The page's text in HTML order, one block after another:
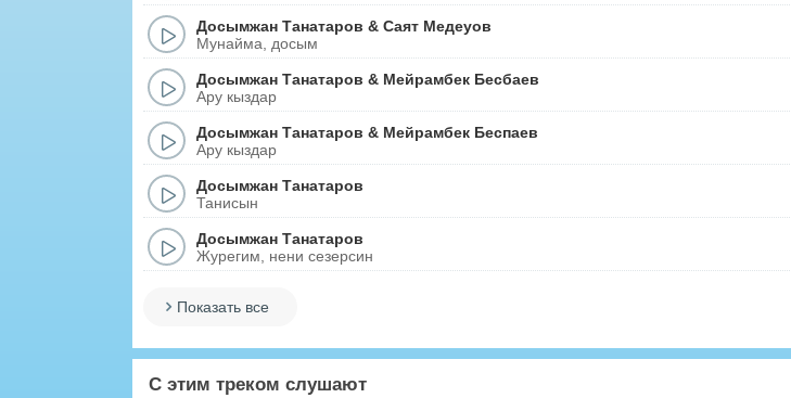
Досымжан Танатаров & Саят Медеуов
Мунайма, досым
Досымжан Танатаров & Мейрамбек Бесбаев
Ару кыздар
Досымжан Танатаров & Мейрамбек Беспаев
Ару кыздар
Досымжан Танатаров
Танисын
Досымжан Танатаров
Журегим, нени сезерсин
Показать все
С этим треком слушают